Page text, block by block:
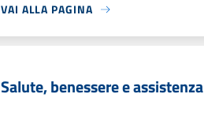
VAI ALLA PAGINA
Salute, benessere e assistenza